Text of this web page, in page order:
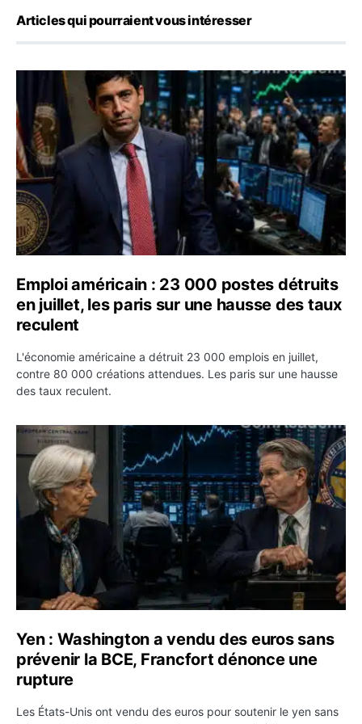
Articles qui pourraient vous intéresser
Emploi américain : 23 000 postes détruits en juillet, les
Emploi américain : 23 000 postes détruits
en juillet, les paris sur une hausse des taux
reculent
L'économie américaine a détruit 23 000 emplois en juillet,
contre 80 000 créations attendues. Les paris sur une hausse
des taux reculent.
Yen : Washington a vendu des euros sans prévenir la
Yen : Washington a vendu des euros sans
prévenir la BCE, Francfort dénonce une
rupture
Les États-Unis ont vendu des euros pour soutenir le yen sans